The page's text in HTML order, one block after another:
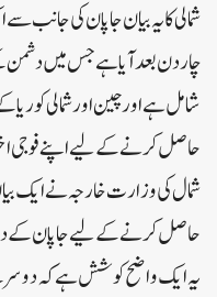
شمالی کا یہ بیان جاپان کی جانب
چار دن بعد آیا ہے جس میں
شامل ہے اور چین اور شمالی
حاصل کرنے کے لیے اپنے فوجی
شمال کی وزارت خارجہ نے ایک
حاصل کرنے کے لیے جاپان کے
یہ ایک واضح کوشش ہے کہ